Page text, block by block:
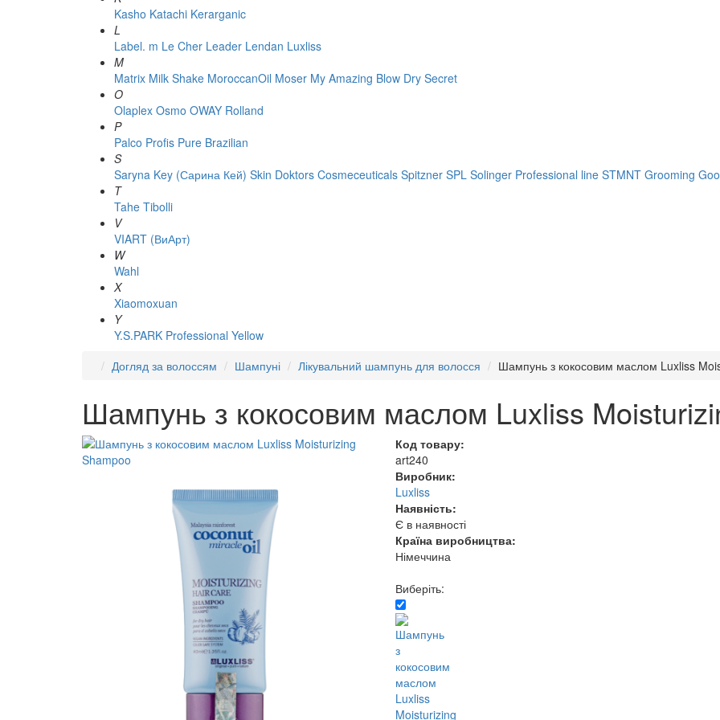
Kasho Katachi Kerarganic
L
Label. m Le Cher Leader Lendan Luxliss
M
Matrix Milk Shake MoroccanOil Moser My Amazing Blow Dry Secret
O
Olaplex Osmo OWAY Rolland
P
Palco Profis Pure Brazilian
S
Saryna Key (Сарина Кей) Skin Doktors Cosmeceuticals Spitzner SPL Solinger Professional line STMNT Grooming
T
Tahe Tibolli
V
VIART (ВиАрт)
W
Wahl
X
Xiaomoxuan
Y
Y.S.PARK Professional Yellow
Догляд за волоссям
Шампуні Лікувальний шампунь для волосся Шампунь з кокосовим маслом Luxliss
Шампунь з кокосовим маслом Luxliss
Код товару:
art240
Виробник:
Luxliss
Наявність:
Є в наявності
Країна виробництва:
Німеччина
Виберіть: